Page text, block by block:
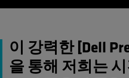
이 강력한 [Dell
을 통해 저희는